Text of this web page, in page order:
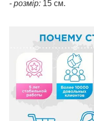
- розмір: 15 см.